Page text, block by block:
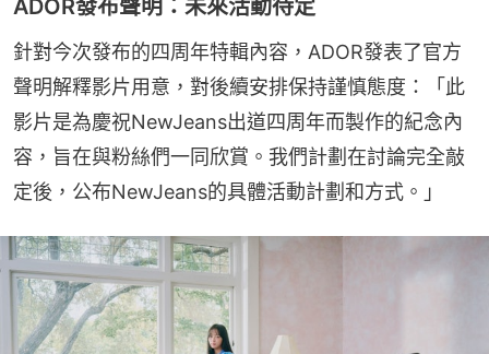
ADOR發布聲明：未來活動待定
針對今次發布的四周年特輯內容，ADOR發表了官方
聲明解釋影片用意，對後續安排保持謹慎態度：「此
影片是為慶祝NewJeans出道四周年而製作的紀念內
容，旨在與粉絲們一同欣賞。我們計劃在討論完全敲
定後，公布NewJeans的具體活動計劃和方式。」